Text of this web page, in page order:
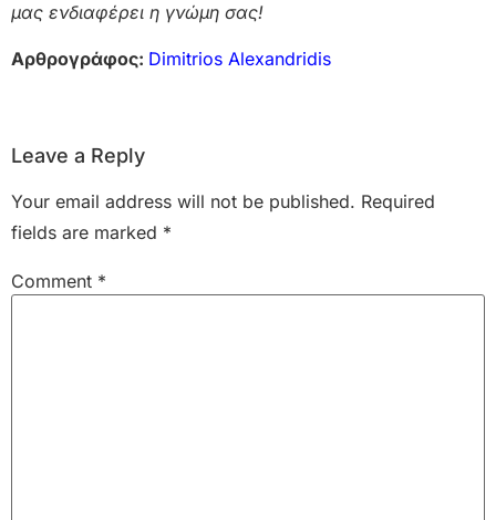
μας ενδιαφέρει η γνώμη σας!
Αρθρογράφος: Dimitrios Alexandridis
Leave a Reply
Your email address will not be published. Required
fields are marked *
Comment *